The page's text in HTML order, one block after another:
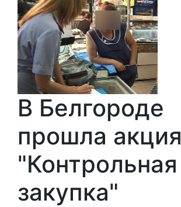
В Белгороде
прошла акция
"Контрольная
закупка"